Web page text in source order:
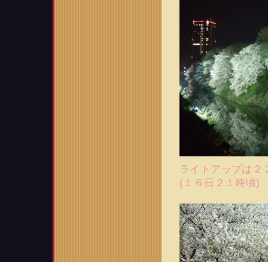
ライトアップは２
(１６日２１時頃)